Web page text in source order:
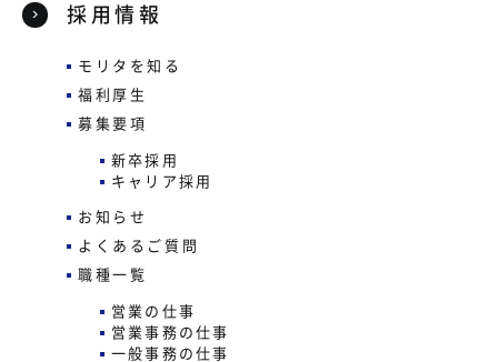
採用情報
モリタを知る
福利厚生
募集要項
新卒採用
キャリア採用
お知らせ
よくあるご質問
職種一覧
営業の仕事
営業事務の仕事
一般事務の仕事